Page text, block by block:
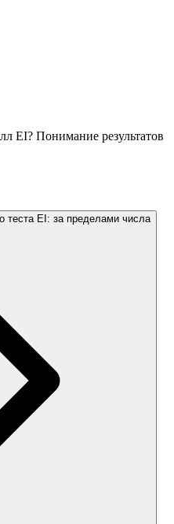
EI? Понимание результатов
теста EI: за пределами числа